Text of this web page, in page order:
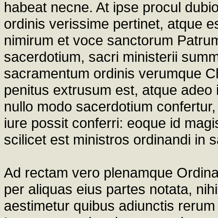
habeat necne. At ipse procul
ordinis verissime pertinet, atque
nimirum et voce sanctorum
sacerdotium, sacri ministerii
sacramentum ordinis verumque
penitus extrusum est, atque
nullo modo sacerdotium
iure possit conferri: eoque id
scilicet est ministros ordinandi in
Ad rectam vero plenamque
per aliquas eius partes notata,
aestimetur quibus adiunctis